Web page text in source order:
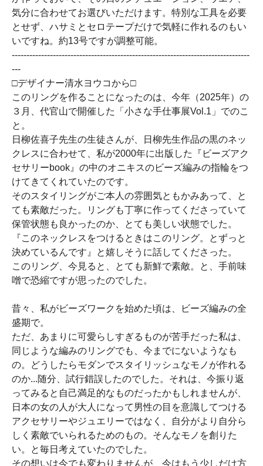
気分に合わせてお選びいただけます。特別な工具を必要
とせず、ハサミとセロテープだけで気軽に作れるのもい
いですね。約13号ですが調整可能。
---------------------------------------------------------------------------------
---
□デザイナー清水ヨウコから□
このリングを作ることになったのは、今年（2025年）の
３月、代官山で開催した「小さな手仕事展Vol.1」でのこ
と。
日柳佐喜子先生の生徒さんが、日柳先生作品の黒のネッ
クレスに合わせて、私が2000年に出版した『ビーズアク
セサリーbook』の中のオニキスのビーズ編みの指輪をつ
けてきてくれていたのです。
そのスタイリングがご本人の雰囲気ともかみあって、と
ても素敵だった。リングも丁寧に作ってくださっていて
保管状態も良かったのか、とても美しい状態でした。
『このネックレスをつけるときはこのリング。とずっと
決めているんです』と嬉しそうに話してくださった。
このリング、今見ると、とても新鮮で素敵。と、手前味
噌で恐縮ですが思ったのでした。
昔々、私がビーズワークを始めた頃は、ビーズ編みの全
盛期で。
ただ、あまりに可愛らしすぎるものが苦手だった私は、
同じような編みのリングでも、今までにないようなも
の。どうしたらモダンでスタイリッシュなモノが作れる
のか...随分、試行錯誤したのでした。それは、今振り返
ってみると自己満足的なものだったかもしれませんが、
日本の女の人が大人になって男性の目を意識してつける
アクセサリーやジュエリーではなく、自分がより自分ら
しく素敵でいられるためのもの。そんなモノを創りた
い。と毎日考えていたのでした。
その想いは今でも変わりませんが、今はもう少しだけ方